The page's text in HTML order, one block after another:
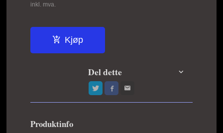
inkl. mva.
Kjøp
Del dette
Produktinfo